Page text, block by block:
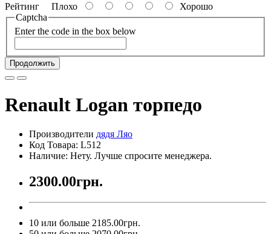
Рейтинг Плохо
Хорошо
Captcha
Enter the code in the box below
Продолжить
Renault Logan торпедо
Производители дядя Ляо
Код Товара: L512
Наличие: Нету. Лучше спросите менеджера.
2300.00грн.
10 или больше 2185.00грн.